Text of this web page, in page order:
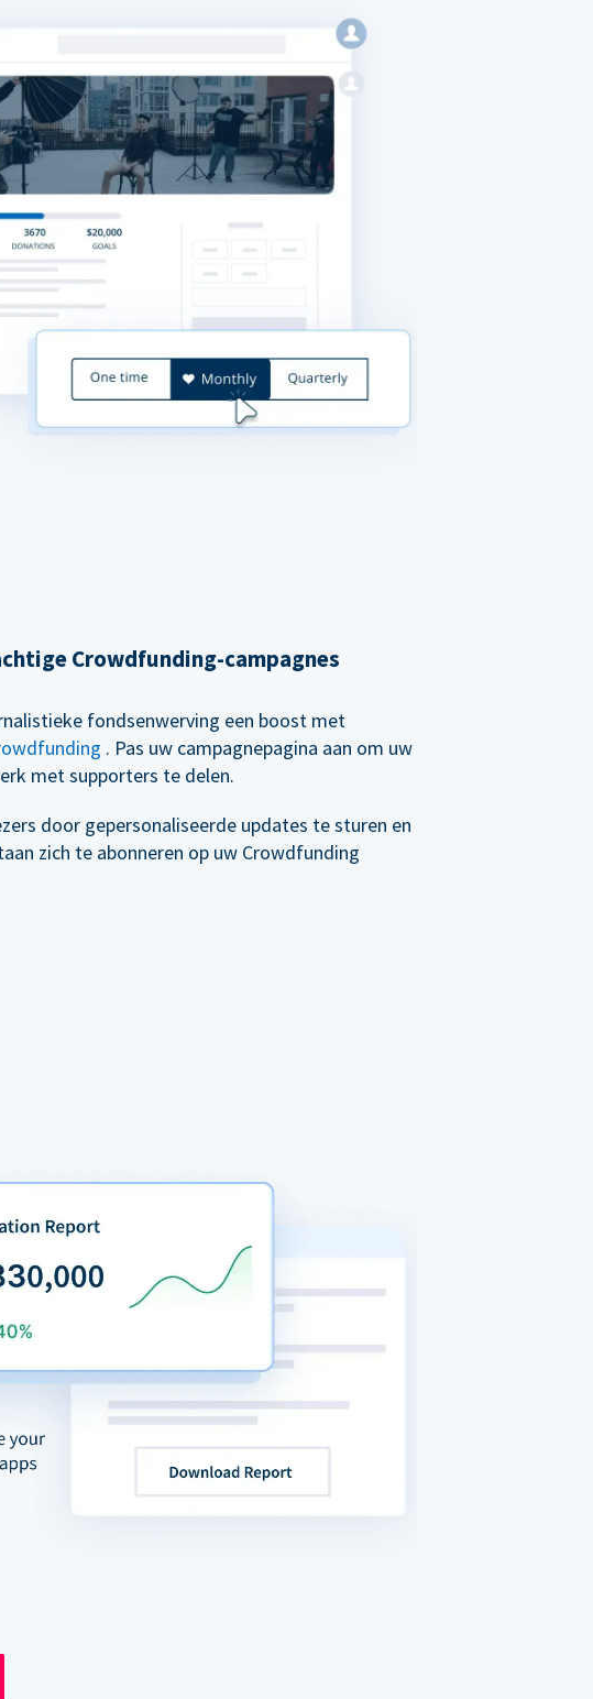
Crowdfunding-campagnes
fondsenwerving een boost met
. Pas uw campagnepagina aan om uw
met supporters te delen.
door gepersonaliseerde updates te sturen en
zich te abonneren op uw Crowdfunding